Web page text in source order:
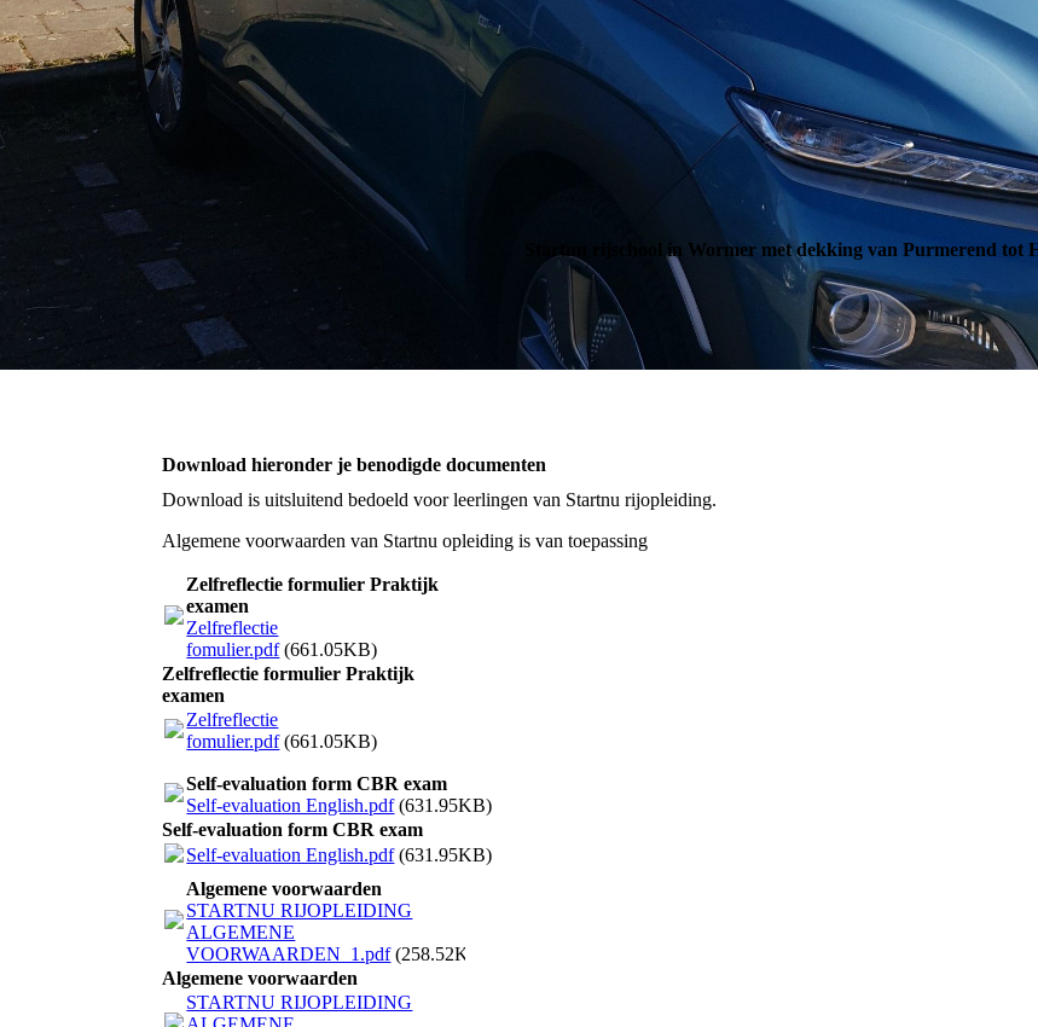
Startnu rijschool in Wormer met dekking van Purmerend tot
Download hieronder je benodigde documenten
Download is uitsluitend bedoeld voor leerlingen van Startnu rijopleiding.
Algemene voorwaarden van Startnu opleiding is van toepassing
Zelfreflectie formulier Praktijk
examen
Zelfreflectie
fomulier.pdf(661.05KB)
Zelfreflectie formulier Praktijk
examen
Zelfreflectie
fomulier.pdf(661.05KB)
Self-evaluation form CBR exam
Self-evaluation English.pdf(631.95KB)
Self-evaluation form CBR exam
Self-evaluation English.pdf(631.95KB)
Algemene voorwaarden
STARTNU RIJOPLEIDING
ALGEMENE
VOORWAARDEN_1.pdf(258.52KB)
Algemene voorwaarden
STARTNU RIJOPLEIDING